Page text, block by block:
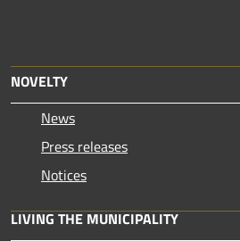
NOVELTY
News
Press releases
Notices
LIVING THE MUNICIPALITY